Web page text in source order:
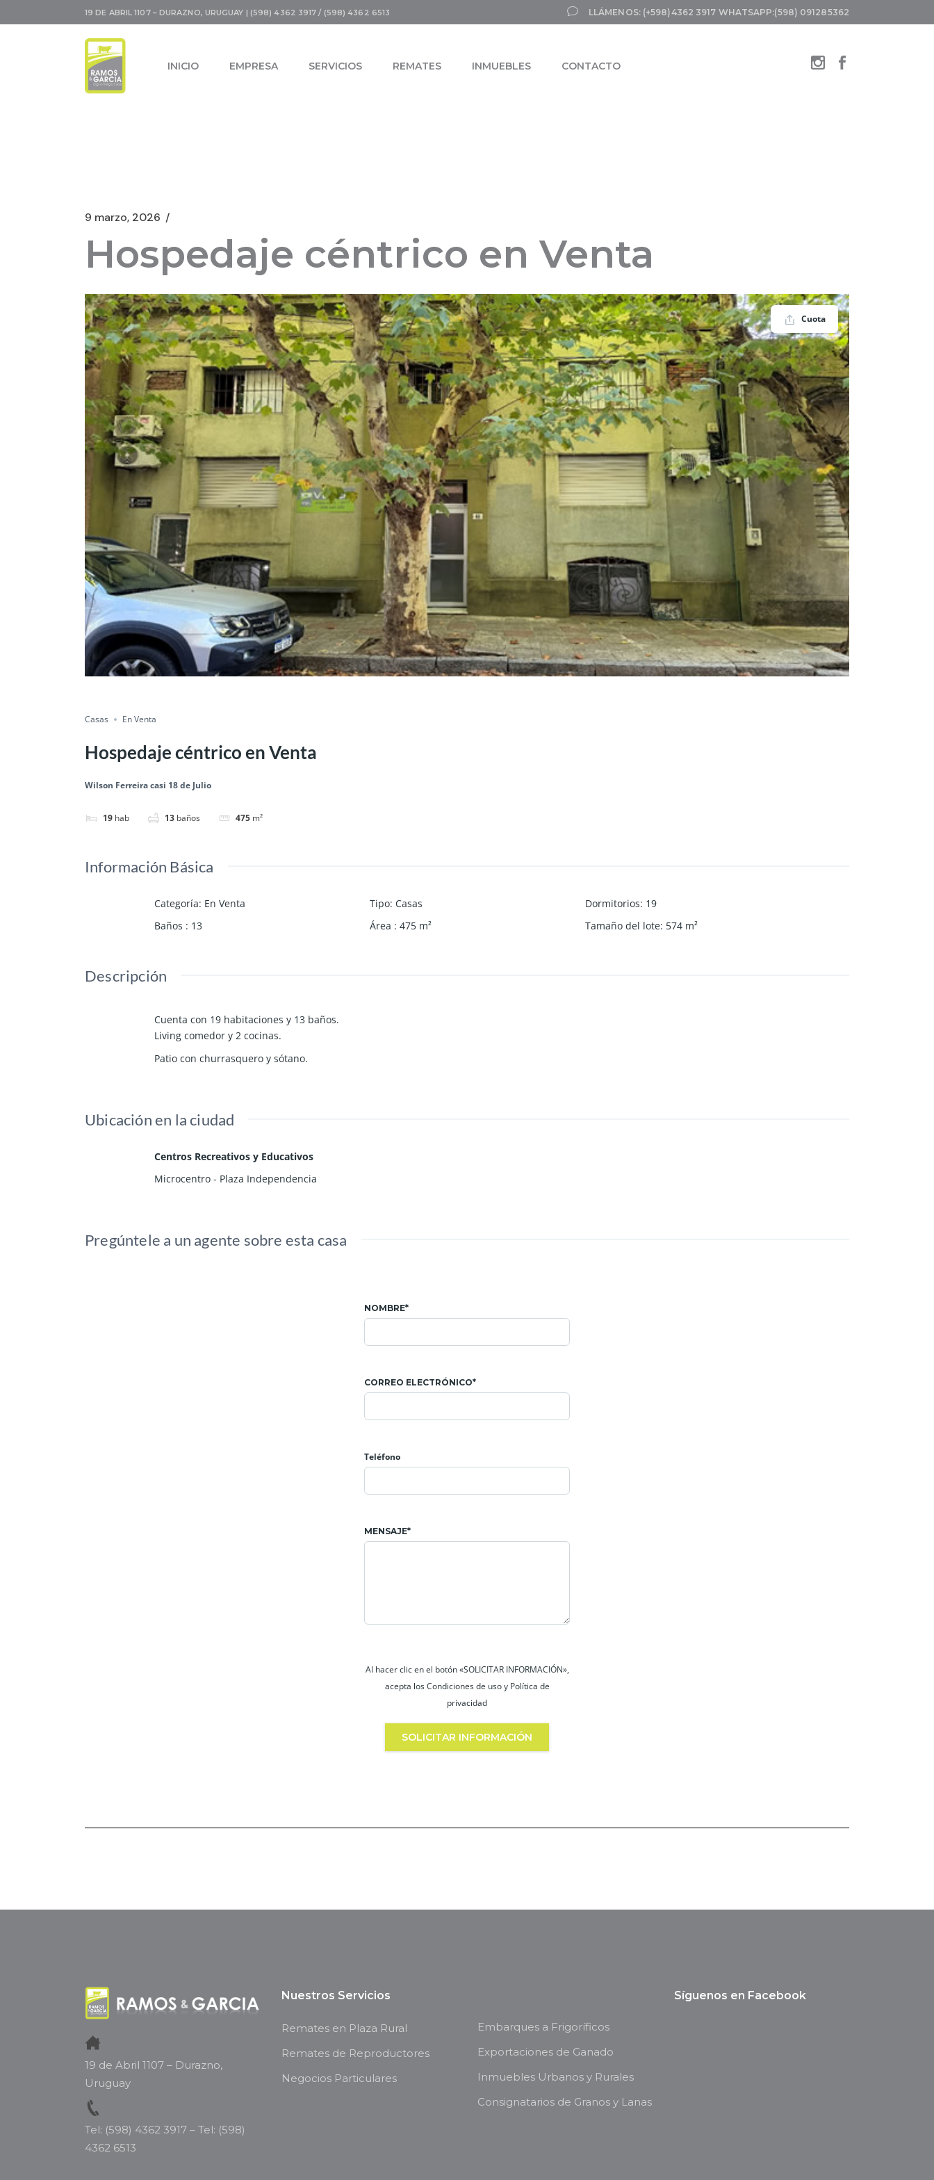
19 DE ABRIL 1107 – DURAZNO, URUGUAY | (598) 4362 3917 / (598) 4362 6513 LLÁMENOS: (+598)4362 3917 WHATSAPP:(598) 091285362
INICIO EMPRESA SERVICIOS REMATES INMUEBLES CONTACTO
9 marzo, 2026
Hospedaje céntrico en Venta
Cuota
Casas En Venta
Hospedaje céntrico en Venta
Wilson Ferreira casi 18 de Julio
19 hab 13 baños 475 m²
Información Básica
Categoría: En Venta Tipo: Casas Dormitorios: 19
Baños : 13 Área : 475 m² Tamaño del lote: 574 m²
Descripción
Cuenta con 19 habitaciones y 13 baños.
Living comedor y 2 cocinas.
Patio con churrasquero y sótano.
Ubicación en la ciudad
Centros Recreativos y Educativos
Microcentro - Plaza Independencia
Pregúntele a un agente sobre esta casa
NOMBRE*
CORREO ELECTRÓNICO*
Teléfono
MENSAJE*
Al hacer clic en el botón «SOLICITAR INFORMACIÓN»,
acepta los Condiciones de uso y Política de
privacidad
SOLICITAR INFORMACIÓN
19 de Abril 1107 – Durazno,
Uruguay
Tel: (598) 4362 3917 – Tel: (598)
4362 6513
Nuestros Servicios
Remates en Plaza Rural
Remates de Reproductores
Negocios Particulares
Embarques a Frigoríficos
Exportaciones de Ganado
Inmuebles Urbanos y Rurales
Consignatarios de Granos y Lanas
Síguenos en Facebook